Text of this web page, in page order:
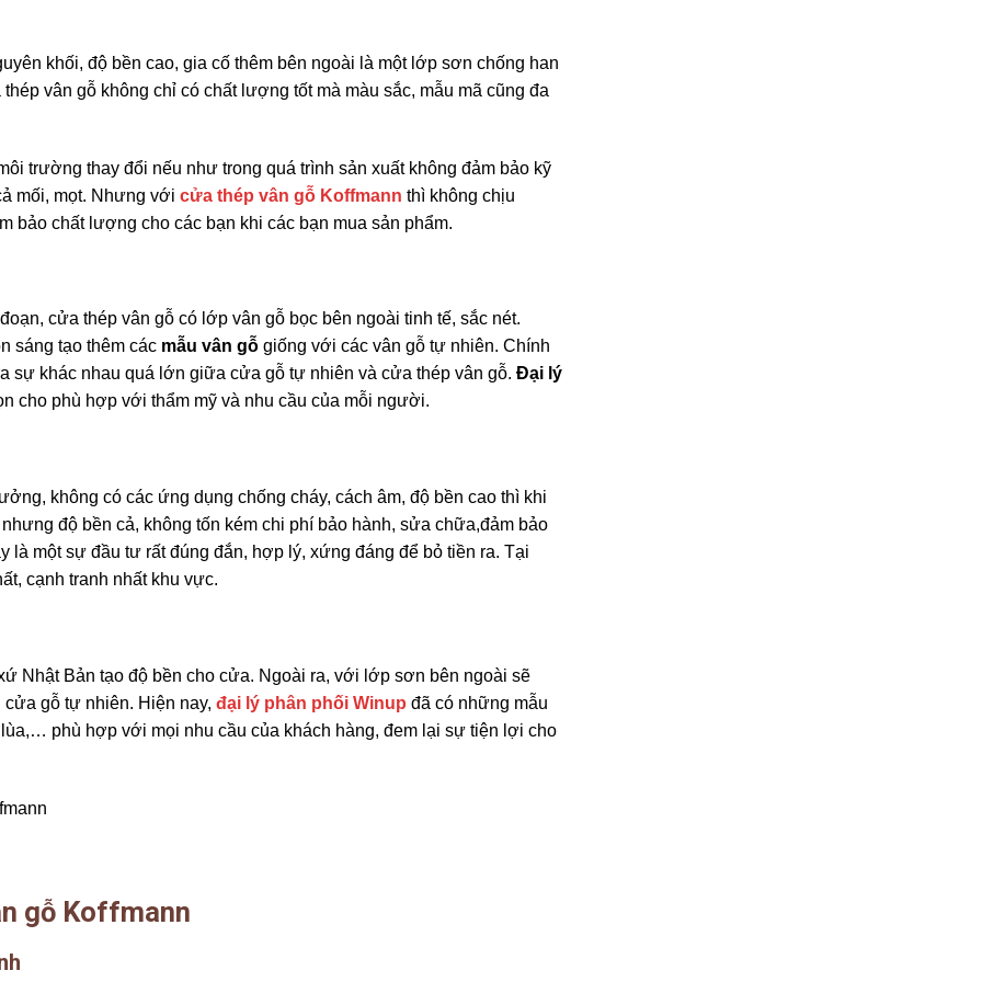
khối, độ bền cao, gia cố thêm bên ngoài là một lớp sơn chống han
vân gỗ không chỉ có chất lượng tốt mà màu sắc, mẫu mã cũng đa
trường thay đổi nếu như trong quá trình sản xuất không đảm bảo kỹ
mối, mọt. Nhưng với cửa thép vân gỗ Koffmann thì không chịu
bảo chất lượng cho các bạn khi các bạn mua sản phẩm.
cửa thép vân gỗ có lớp vân gỗ bọc bên ngoài tinh tế, sắc nét.
sáng tạo thêm các mẫu vân gỗ giống với các vân gỗ tự nhiên. Chính
sự khác nhau quá lớn giữa cửa gỗ tự nhiên và cửa thép vân gỗ. Đại lý
cho phù hợp với thẩm mỹ và nhu cầu của mỗi người.
không có các ứng dụng chống cháy, cách âm, độ bền cao thì khi
độ bền cả, không tốn kém chi phí bảo hành, sửa chữa,đảm bảo
là một sự đầu tư rất đúng đắn, hợp lý, xứng đáng để bỏ tiền ra. Tại
cạnh tranh nhất khu vực.
Nhật Bản tạo độ bền cho cửa. Ngoài ra, với lớp sơn bên ngoài sẽ
gỗ tự nhiên. Hiện nay, đại lý phân phối Winup đã có những mẫu
phù hợp với mọi nhu cầu của khách hàng, đem lại sự tiện lợi cho
gỗ Koffmann